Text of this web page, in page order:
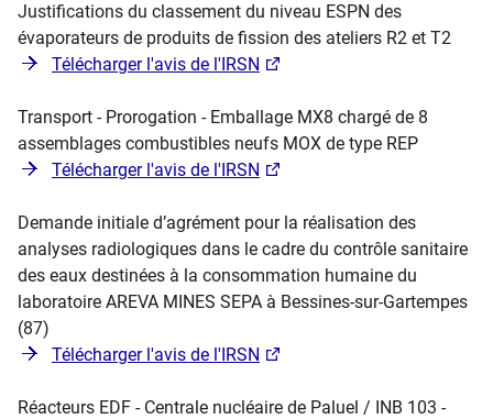
Justifications du classement du niveau ESPN des
évaporateurs de produits de fission des ateliers R2 et T2
Télécharger l'avis de l'IRSN
Transport - Prorogation - Emballage MX8 chargé de 8
assemblages combustibles neufs MOX de type REP
Télécharger l'avis de l'IRSN
Demande initiale d’agrément pour la réalisation des
analyses radiologiques dans le cadre du contrôle sanitaire
des eaux destinées à la consommation humaine du
laboratoire AREVA MINES SEPA à Bessines-sur-Gartempes
(87)
Télécharger l'avis de l'IRSN
Réacteurs EDF - Centrale nucléaire de Paluel / INB 103 -